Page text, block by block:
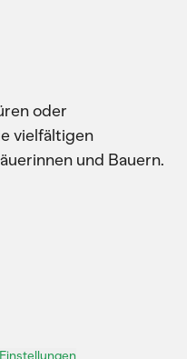
oder
vielfältigen
und Bauern.